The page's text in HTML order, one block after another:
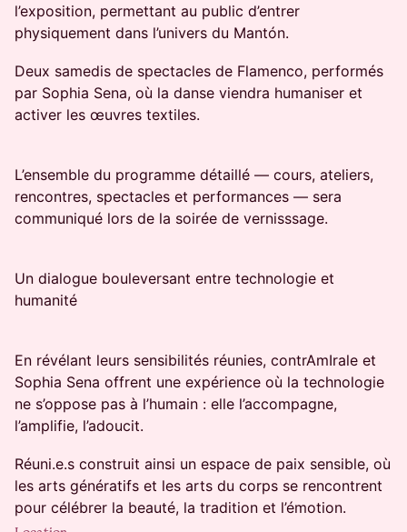
l’exposition, permettant au public d’entrer
physiquement dans l’univers du Mantón.
Deux samedis de spectacles de Flamenco, performés
par Sophia Sena, où la danse viendra humaniser et
activer les œuvres textiles.
L’ensemble du programme détaillé — cours, ateliers,
rencontres, spectacles et performances — sera
communiqué lors de la soirée de vernisssage.
Un dialogue bouleversant entre technologie et
humanité
En révélant leurs sensibilités réunies, contrAmIrale et
Sophia Sena offrent une expérience où la technologie
ne s’oppose pas à l’humain : elle l’accompagne,
l’amplifie, l’adoucit.
Réuni.e.s construit ainsi un espace de paix sensible, où
les arts génératifs et les arts du corps se rencontrent
pour célébrer la beauté, la tradition et l’émotion.